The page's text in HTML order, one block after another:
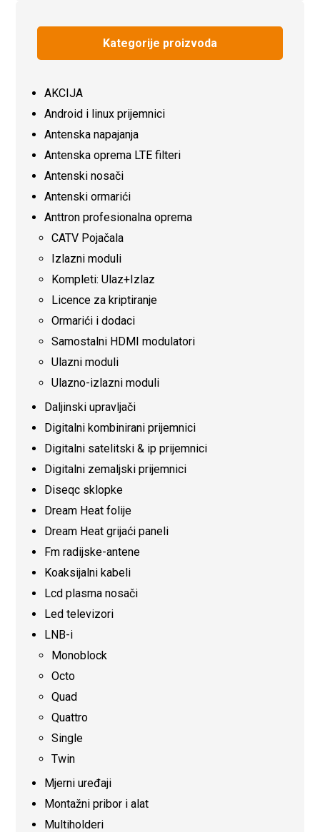
Kategorije proizvoda
AKCIJA
Android i linux prijemnici
Antenska napajanja
Antenska oprema LTE filteri
Antenski nosači
Antenski ormarići
Anttron profesionalna oprema
CATV Pojačala
Izlazni moduli
Kompleti: Ulaz+Izlaz
Licence za kriptiranje
Ormarići i dodaci
Samostalni HDMI modulatori
Ulazni moduli
Ulazno-izlazni moduli
Daljinski upravljači
Digitalni kombinirani prijemnici
Digitalni satelitski & ip prijemnici
Digitalni zemaljski prijemnici
Diseqc sklopke
Dream Heat folije
Dream Heat grijaći paneli
Fm radijske-antene
Koaksijalni kabeli
Lcd plasma nosači
Led televizori
LNB-i
Monoblock
Octo
Quad
Quattro
Single
Twin
Mjerni uređaji
Montažni pribor i alat
Multiholderi